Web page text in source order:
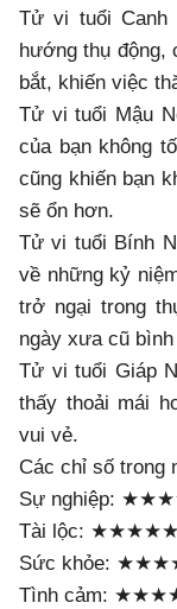
Tử vi tuổi Canh
hướng thụ động,
bắt, khiến việc
Tử vi tuổi Mậu
của bạn không
cũng khiến bạn
sẽ ổn hơn.
Tử vi tuổi Bính
về những kỷ
trở ngại trong
ngày xưa cũ bình
Tử vi tuổi Giáp
thấy thoải mái
vui vẻ.
Các chỉ số trong
Sự nghiệp:
Tài lộc: ★★★★★
Sức khỏe:
Tình cảm: